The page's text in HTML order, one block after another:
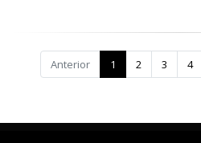
Anterior 1 2 3 4